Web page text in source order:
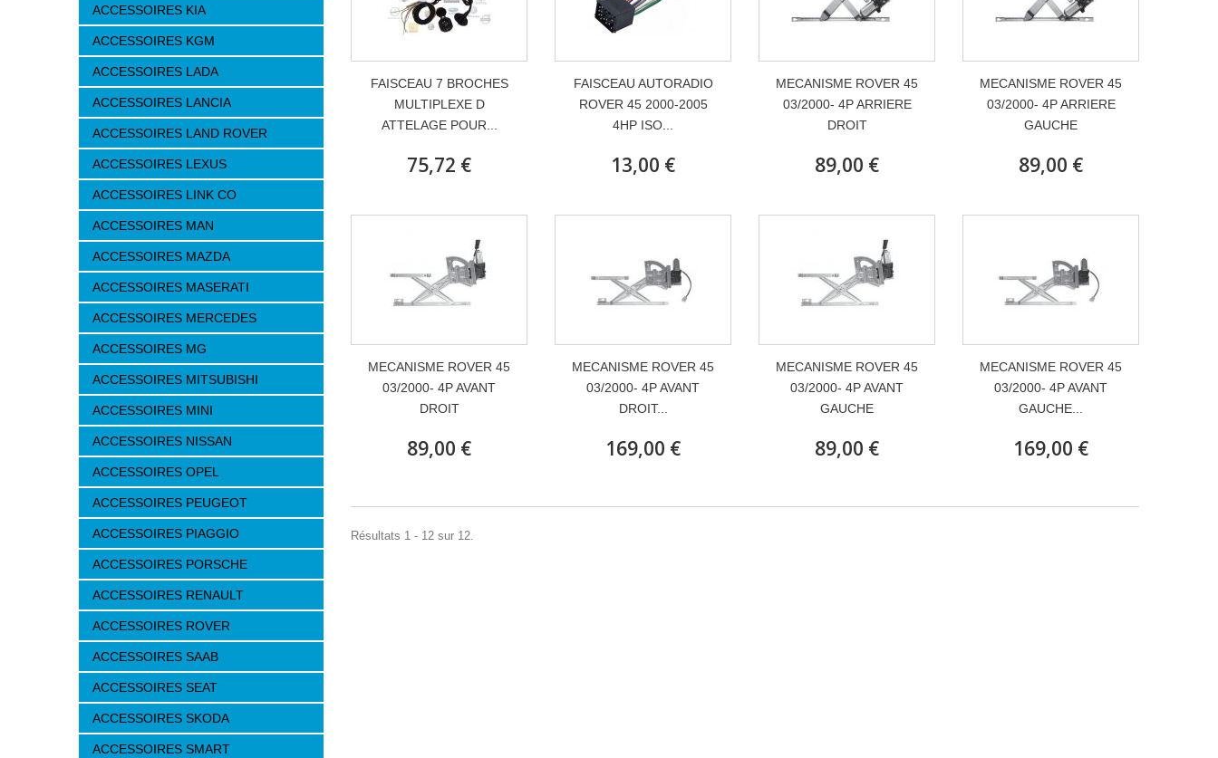
ACCESSOIRES KIA
ACCESSOIRES KGM
ACCESSOIRES LADA
ACCESSOIRES LANCIA
ACCESSOIRES LAND ROVER
ACCESSOIRES LEXUS
ACCESSOIRES LINK CO
ACCESSOIRES MAN
ACCESSOIRES MAZDA
ACCESSOIRES MASERATI
ACCESSOIRES MERCEDES
ACCESSOIRES MG
ACCESSOIRES MITSUBISHI
ACCESSOIRES MINI
ACCESSOIRES NISSAN
ACCESSOIRES OPEL
ACCESSOIRES PEUGEOT
ACCESSOIRES PIAGGIO
ACCESSOIRES PORSCHE
ACCESSOIRES RENAULT
ACCESSOIRES ROVER
ACCESSOIRES SAAB
ACCESSOIRES SEAT
ACCESSOIRES SKODA
ACCESSOIRES SMART
FAISCEAU 7 BROCHES
MULTIPLEXE D
ATTELAGE POUR...
75,72 €
FAISCEAU AUTORADIO
ROVER 45 2000-2005
4HP ISO...
13,00 €
MECANISME ROVER 45
03/2000- 4P ARRIERE
DROIT
89,00 €
MECANISME ROVER 45
03/2000- 4P ARRIERE
GAUCHE
89,00 €
MECANISME ROVER 45
03/2000- 4P AVANT
DROIT
89,00 €
MECANISME ROVER 45
03/2000- 4P AVANT
DROIT...
169,00 €
MECANISME ROVER 45
03/2000- 4P AVANT
GAUCHE
89,00 €
MECANISME ROVER 45
03/2000- 4P AVANT
GAUCHE...
169,00 €
Résultats 1 - 12 sur 12.